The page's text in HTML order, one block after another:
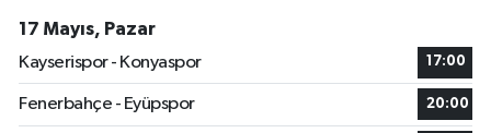
17 Mayıs, Pazar
Kayserispor - Konyaspor
17:00
Fenerbahçe - Eyüpspor 20:00